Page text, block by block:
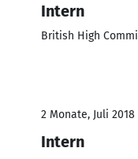
Intern
British High
2 Monate, Juli 2018
Intern